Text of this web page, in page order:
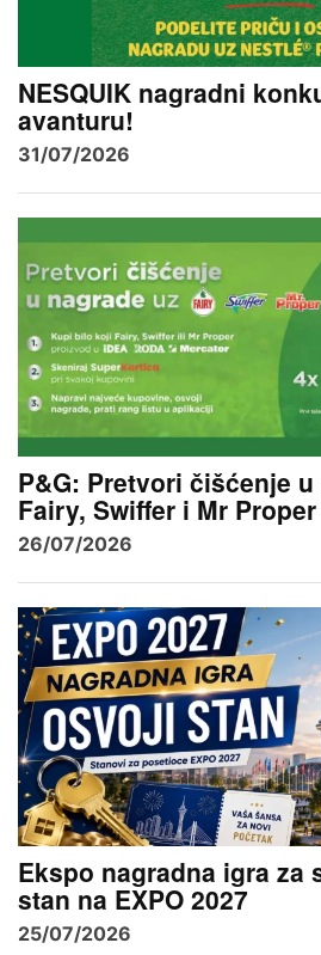
NESQUIK nagradni
avanturu!
31/07/2026
P&G: Pretvori čišćenje
Fairy, Swiffer i Mr Proper
26/07/2026
Ekspo nagradna igra za
stan na EXPO 2027
25/07/2026